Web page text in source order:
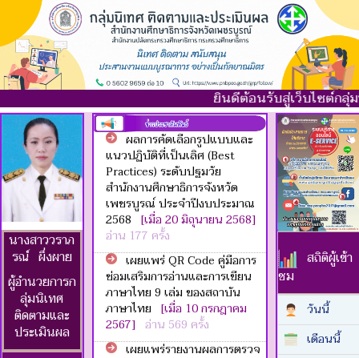
ยินดีต้อนรับสู่เว็บไซต์กลุ่ม
นางสาววราภ
รณ์ ผึ่งผาย
ผู้อำนวยการก
ลุ่มนิเทศ
ติดตามและ
ประเมินผล
ผลการคัดเลือกรูปแบบและ
แนวปฏิบัติที่เป็นเลิศ (Best
Practices) ระดับปฐมวัย
สำนักงานศึกษาธิการจังหวัด
เพชรบูรณ์ ประจำปีงบประมาณ
2568 [เมื่อ 20 มิถุนายน 2568]
อ่าน 177 ครั้ง
เผยแพร่ QR Code คู่มือการ
ซ่อมเสริมการอ่านและการเขียน
ภาษาไทย 9 เล่ม ของสถาบัน
ภาษาไทย [เมื่อ 10 กรกฎาคม
2567] อ่าน 569 ครั้ง
เผยแพร่รายงานผลการตรวจ
สถิติผู้เข้า
ชม
วันนี้
เดือนนี้